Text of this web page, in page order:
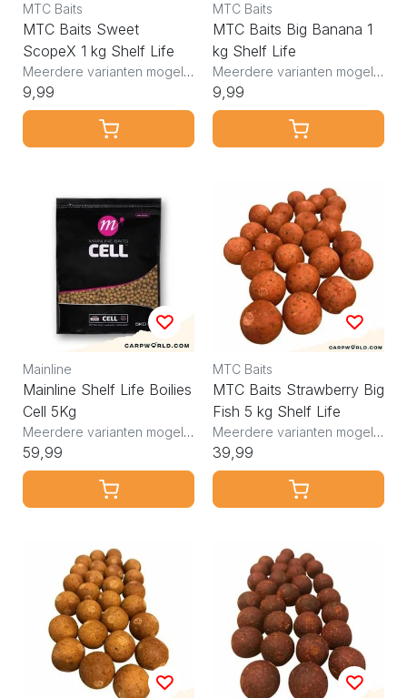
MTC Baits
MTC Baits Sweet
ScopeX 1 kg Shelf Life
Meerdere varianten mogelijk
9,99
MTC Baits
MTC Baits Big Banana 1
kg Shelf Life
Meerdere varianten mogelijk
9,99
Mainline
Mainline Shelf Life Boilies
Cell 5Kg
Meerdere varianten mogelijk
59,99
MTC Baits
MTC Baits Strawberry Big
Fish 5 kg Shelf Life
Meerdere varianten mogelijk
39,99